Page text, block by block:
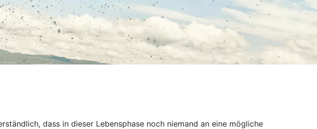
dass in dieser Lebensphase noch niemand an eine mögliche